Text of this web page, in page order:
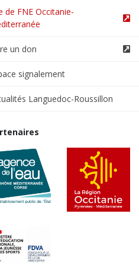
de FNE Occitanie-
un don
signalement
Languedoc-Roussillon